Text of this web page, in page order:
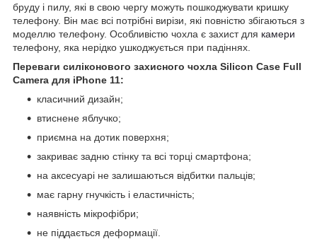
бруду і пилу, які в свою чергу можуть пошкоджувати кришку
телефону. Він має всі потрібні вирізи, які повністю збігаються з
моделлю телефону. Особливістю чохла є захист для камери
телефону, яка нерідко ушкоджується при падіннях.
Переваги силіконового захисного чохла Silicon Case Full
Camera для iPhone 11:
класичний дизайн;
втиснене яблучко;
приємна на дотик поверхня;
закриває задню стінку та всі торці смартфона;
на аксесуарі не залишаються відбитки пальців;
має гарну гнучкість і еластичність;
наявність мікрофібри;
не піддається деформації.